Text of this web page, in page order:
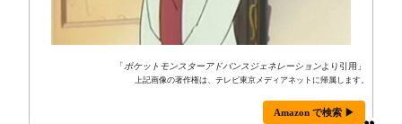
「ポケットモンスターアドバンスジェネレーションより引用」
上記画像の著作権は、テレビ東京メディアネットに帰属します。
Amazon で検索 ▶